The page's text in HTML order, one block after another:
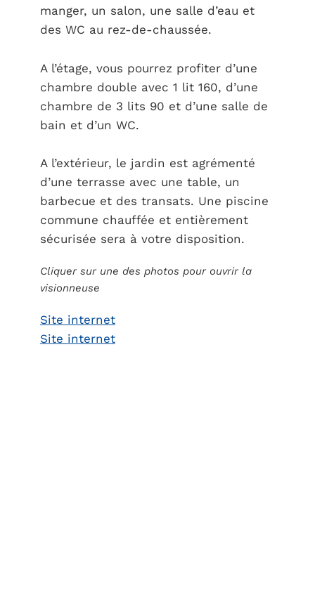
manger, un salon, une salle d’eau et
des WC au rez-de-chaussée.
A l’étage, vous pourrez profiter d’une
chambre double avec 1 lit 160, d’une
chambre de 3 lits 90 et d’une salle de
bain et d’un WC.
A l’extérieur, le jardin est agrémenté
d’une terrasse avec une table, un
barbecue et des transats. Une piscine
commune chauffée et entièrement
sécurisée sera à votre disposition.
Cliquer sur une des photos pour ouvrir la
visionneuse
Site internet
Site internet